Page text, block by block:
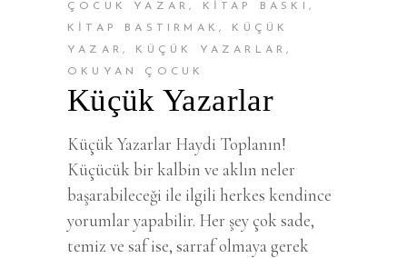
ÇOCUK YAZAR, KITAP BASKI ,
KITAP BASTIRMAK ,
KÜÇÜK
YAZAR , KÜÇÜK YAZARLAR,
OKUYAN ÇOCUK
Küçük Yazarlar
Küçük Yazarlar Haydi Toplanın!
Küçücük bir kalbin ve aklın neler
başarabileceği ile ilgili herkes kendince
yorumlar yapabilir. Her şey çok sade,
temiz ve saf ise, sarraf olmaya gerek